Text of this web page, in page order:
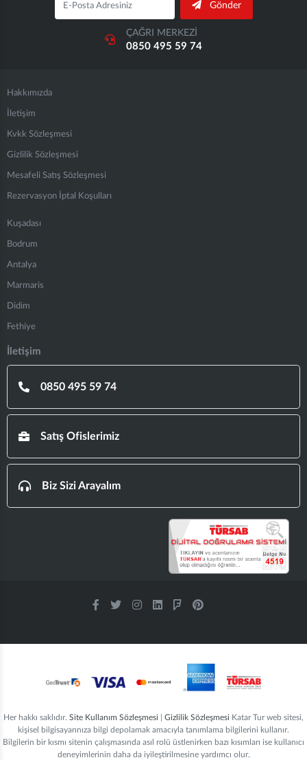
Gönder
ÇAĞRI MERKEZİ
0850 495 59 74
Hakkımızda
İletişim
Kvkk Sözleşmesi
Gizlilik Sözleşmesi
Mesafeli Satış Sözleşmesi
Rezervasyon İptal Koşulları
Kuşadası
Bodrum
Antalya
Marmaris
Didim
Fethiye
İletişim
0850 495 59 74
Satış Ofislerimiz
Biz Sizi Arayalım
Her hakkı saklıdır. Site Kullanım Sözleşmesi Gizlilik Sözleşmesi Katar Tur web sitesi,
kişisel bilgisayarınıza bilgi depolamak amacıyla tanımlama bilgilerini kullanır.
Bilgilerin bir kısmı sitenin çalışmasında asıl rolü üstlenirken bazı kısımları ise kullanıcı
deneyimlerinin daha da iyileştirilmesine yardımcı olur.